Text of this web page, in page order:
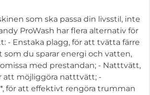
som ska passa din livsstil, inte
ProWash har flera alternativ för
- Enstaka plagg, för att tvätta färre
du sparar energi och vatten,
med prestandan; - Natttvätt,
att möjliggöra natttvätt; -
för att effektivt rengöra trumman